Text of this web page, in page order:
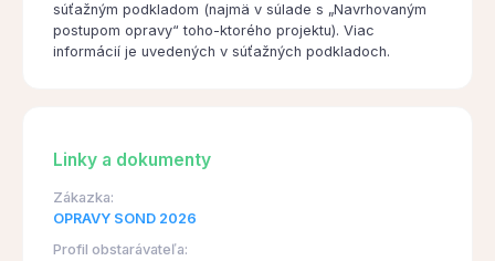
súťažným podkladom (najmä v súlade s „Navrhovaným
postupom opravy“ toho-ktorého projektu). Viac
informácií je uvedených v súťažných podkladoch.
Linky a dokumenty
Zákazka:
OPRAVY SOND 2026
Profil obstarávateľa: